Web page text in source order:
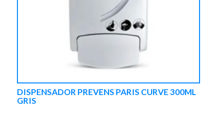
DISPENSADOR PREVENS PARIS CURVE 300ML
GRIS